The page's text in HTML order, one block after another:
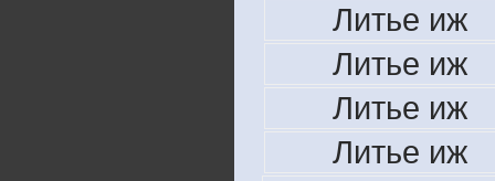
Литье иж
Литье иж
Литье иж
Литье иж